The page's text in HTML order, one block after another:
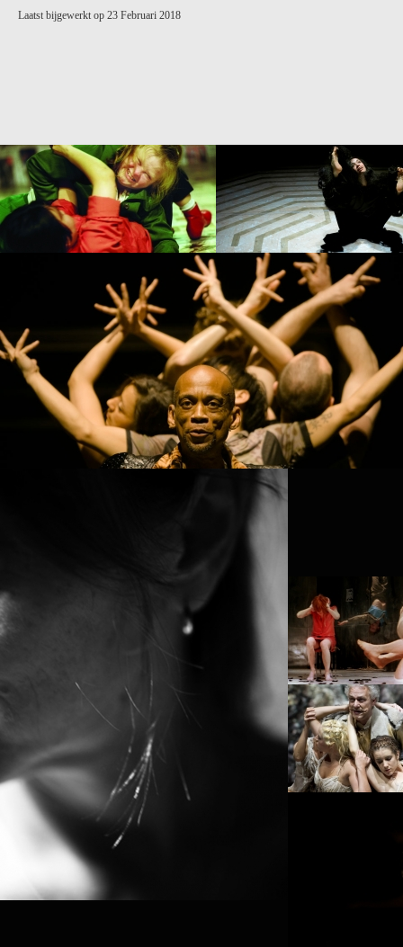
Laatst bijgewerkt op 23 Februari 2018
PROJECT /
MYTH
PROJECT /
DAS RHEINGOLD